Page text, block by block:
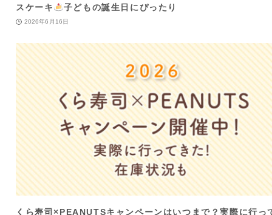
スケーキ
子どもの誕生日にぴったり
2026年6月16日
くら寿司×PEANUTSキャンペーンはいつまで？実際に行っ